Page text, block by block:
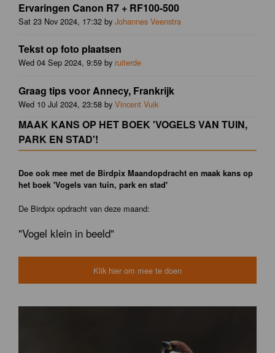
Ervaringen Canon R7 + RF100-500
Sat 23 Nov 2024, 17:32 by Johannes Veenstra
Tekst op foto plaatsen
Wed 04 Sep 2024, 9:59 by ruiterde
Graag tips voor Annecy, Frankrijk
Wed 10 Jul 2024, 23:58 by Vincent Vuik
MAAK KANS OP HET BOEK 'VOGELS VAN TUIN,
PARK EN STAD'!
Doe ook mee met de Birdpix Maandopdracht en maak kans op
het boek 'Vogels van tuin, park en stad'
De Birdpix opdracht van deze maand:
"Vogel klein in beeld"
Klik hier om mee te doen